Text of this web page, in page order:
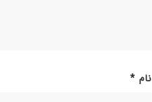
نام *